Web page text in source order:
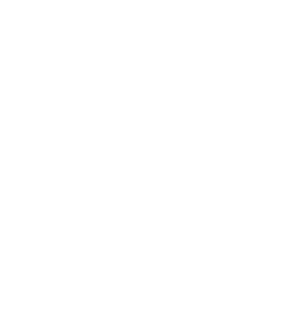
当のオムロン制御機器販売店・
たは開示しないようお願いしま
I-Webメンバーズにご登録され
、当社および当社の共同利用者
囲で利用することをご了承くだ
証明するものではありません。
ない限り、2022年1月12日よ
刻な影響を及ぼさない年数を意
の他武器並びにこれらの製造装
を当該第三者に通知します。
れがある場合は、取り引きをい
お客様担当のオムロン制御